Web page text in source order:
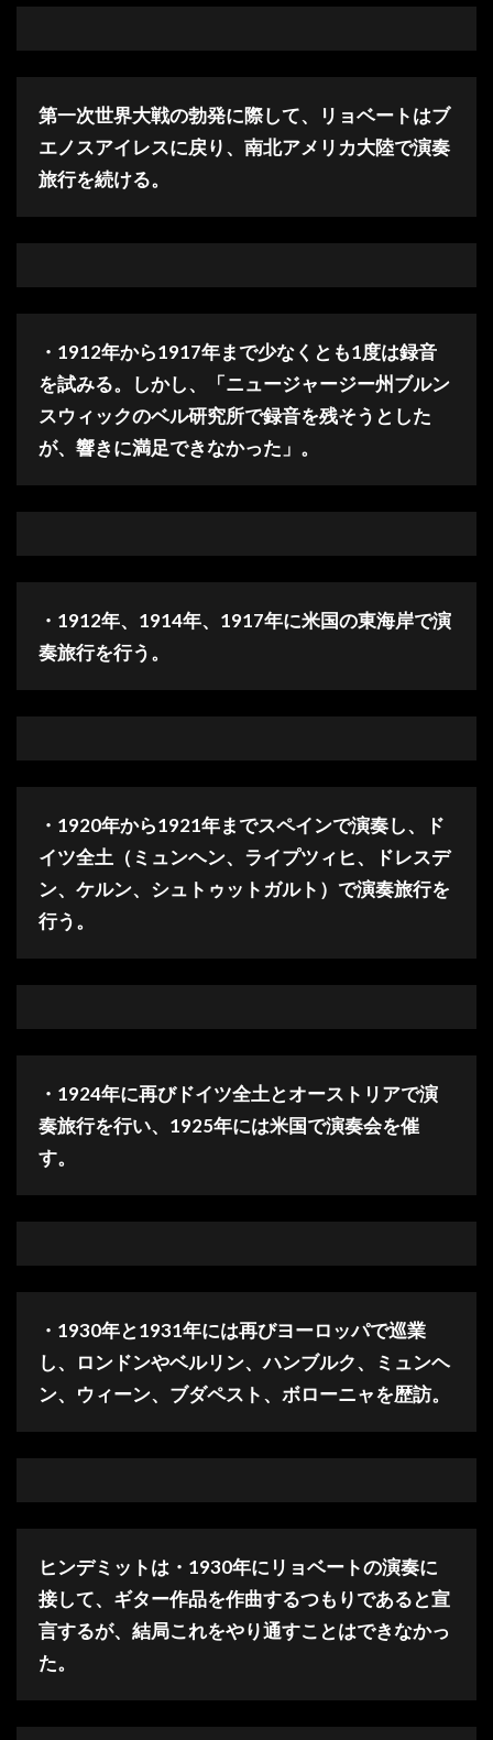
第一次世界大戦の勃発に際して、リョベートはブ
エノスアイレスに戻り、南北アメリカ大陸で演奏
旅行を続ける。
・1912年から1917年まで少なくとも1度は録音
を試みる。しかし、「ニュージャージー州ブルン
スウィックのベル研究所で録音を残そうとした
が、響きに満足できなかった」。
・1912年、1914年、1917年に米国の東海岸で演
奏旅行を行う。
・1920年から1921年までスペインで演奏し、ド
イツ全土（ミュンヘン、ライプツィヒ、ドレスデ
ン、ケルン、シュトゥットガルト）で演奏旅行を
行う。
・1924年に再びドイツ全土とオーストリアで演
奏旅行を行い、1925年には米国で演奏会を催
す。
・1930年と1931年には再びヨーロッパで巡業
し、ロンドンやベルリン、ハンブルク、ミュンヘ
ン、ウィーン、ブダペスト、ボローニャを歴訪。
ヒンデミットは・1930年にリョベートの演奏に
接して、ギター作品を作曲するつもりであると宣
言するが、結局これをやり通すことはできなかっ
た。